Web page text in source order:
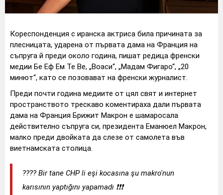
Кореспонденция с иранска актриса била причината за
плесницата, ударена от първата дама на Франция на
съпруга й преди около година, пишат редица френски
медии Бе Еф Ем Те Ве, „Воаси“, „Мадам Фигаро“, „20
минют“, като се позовават на френски журналист.
Преди почти година медиите от цял свят и интернет
пространството трескаво коментираха дали първата
дама на Франция Брижит Макрон е шамаросала
действително съпруга си, президента Еманюел Макрон,
малко преди двойката да слезе от самолета във
виетнамската столица.
???? Bir tane CHP li eşi kocasına şu makro'nun
karısının yaptığını yapamadı ❗❗❗